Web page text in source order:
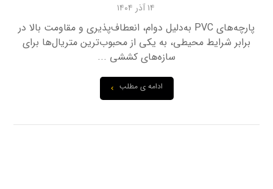
۱۴ آذر ۱۴۰۴
پارچه‌های PVC به‌دلیل دوام، انعطاف‌پذیری و مقاومت بالا در
برابر شرایط محیطی، به یکی از محبوب‌ترین متریال‌ها برای
سازه‌های کششی ...
ادامه ی مطلب